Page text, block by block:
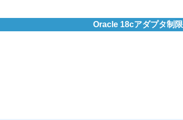
Oracle 18cアダプタ制